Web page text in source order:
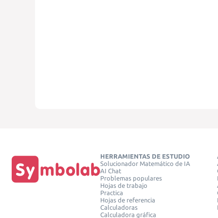
HERRAMIENTAS DE ESTUDIO
Solucionador Matemático de IA
AI Chat
Problemas populares
Hojas de trabajo
Practica
Hojas de referencia
Calculadoras
Calculadora gráfica